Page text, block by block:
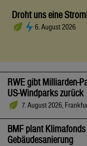
Droht uns eine
6. August 2026
RWE gibt Milliarden-
US-Windparks zurück
7. August 2026,
BMF plant
Gebäudesanierung